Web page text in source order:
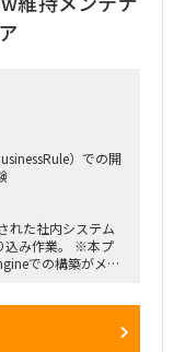
およびプレゼンテ
ション支援
28日
）での開
れた社内システム
込み作業。 ※本プ
での構築がメイ
ンを希望）